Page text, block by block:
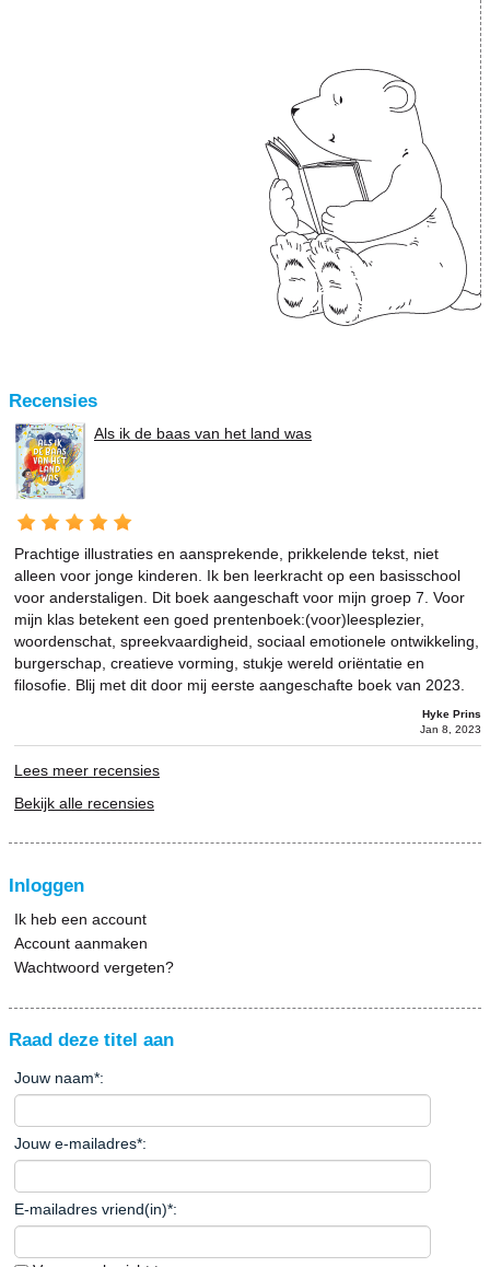
Recensies
Als ik de baas van het land was
Prachtige illustraties en aansprekende, prikkelende tekst, niet
alleen voor jonge kinderen. Ik ben leerkracht op een basisschool
voor anderstaligen. Dit boek aangeschaft voor mijn groep 7. Voor
mijn klas betekent een goed prentenboek:(voor)leesplezier,
woordenschat, spreekvaardigheid, sociaal emotionele ontwikkeling,
burgerschap, creatieve vorming, stukje wereld oriëntatie en
filosofie. Blij met dit door mij eerste aangeschafte boek van 2023.
Hyke Prins
Jan 8, 2023
Lees meer recensies
Bekijk alle recensies
Inloggen
Ik heb een account
Account aanmaken
Wachtwoord vergeten?
Raad deze titel aan
Jouw naam*:
Jouw e-mailadres*:
E-mailadres vriend(in)*: